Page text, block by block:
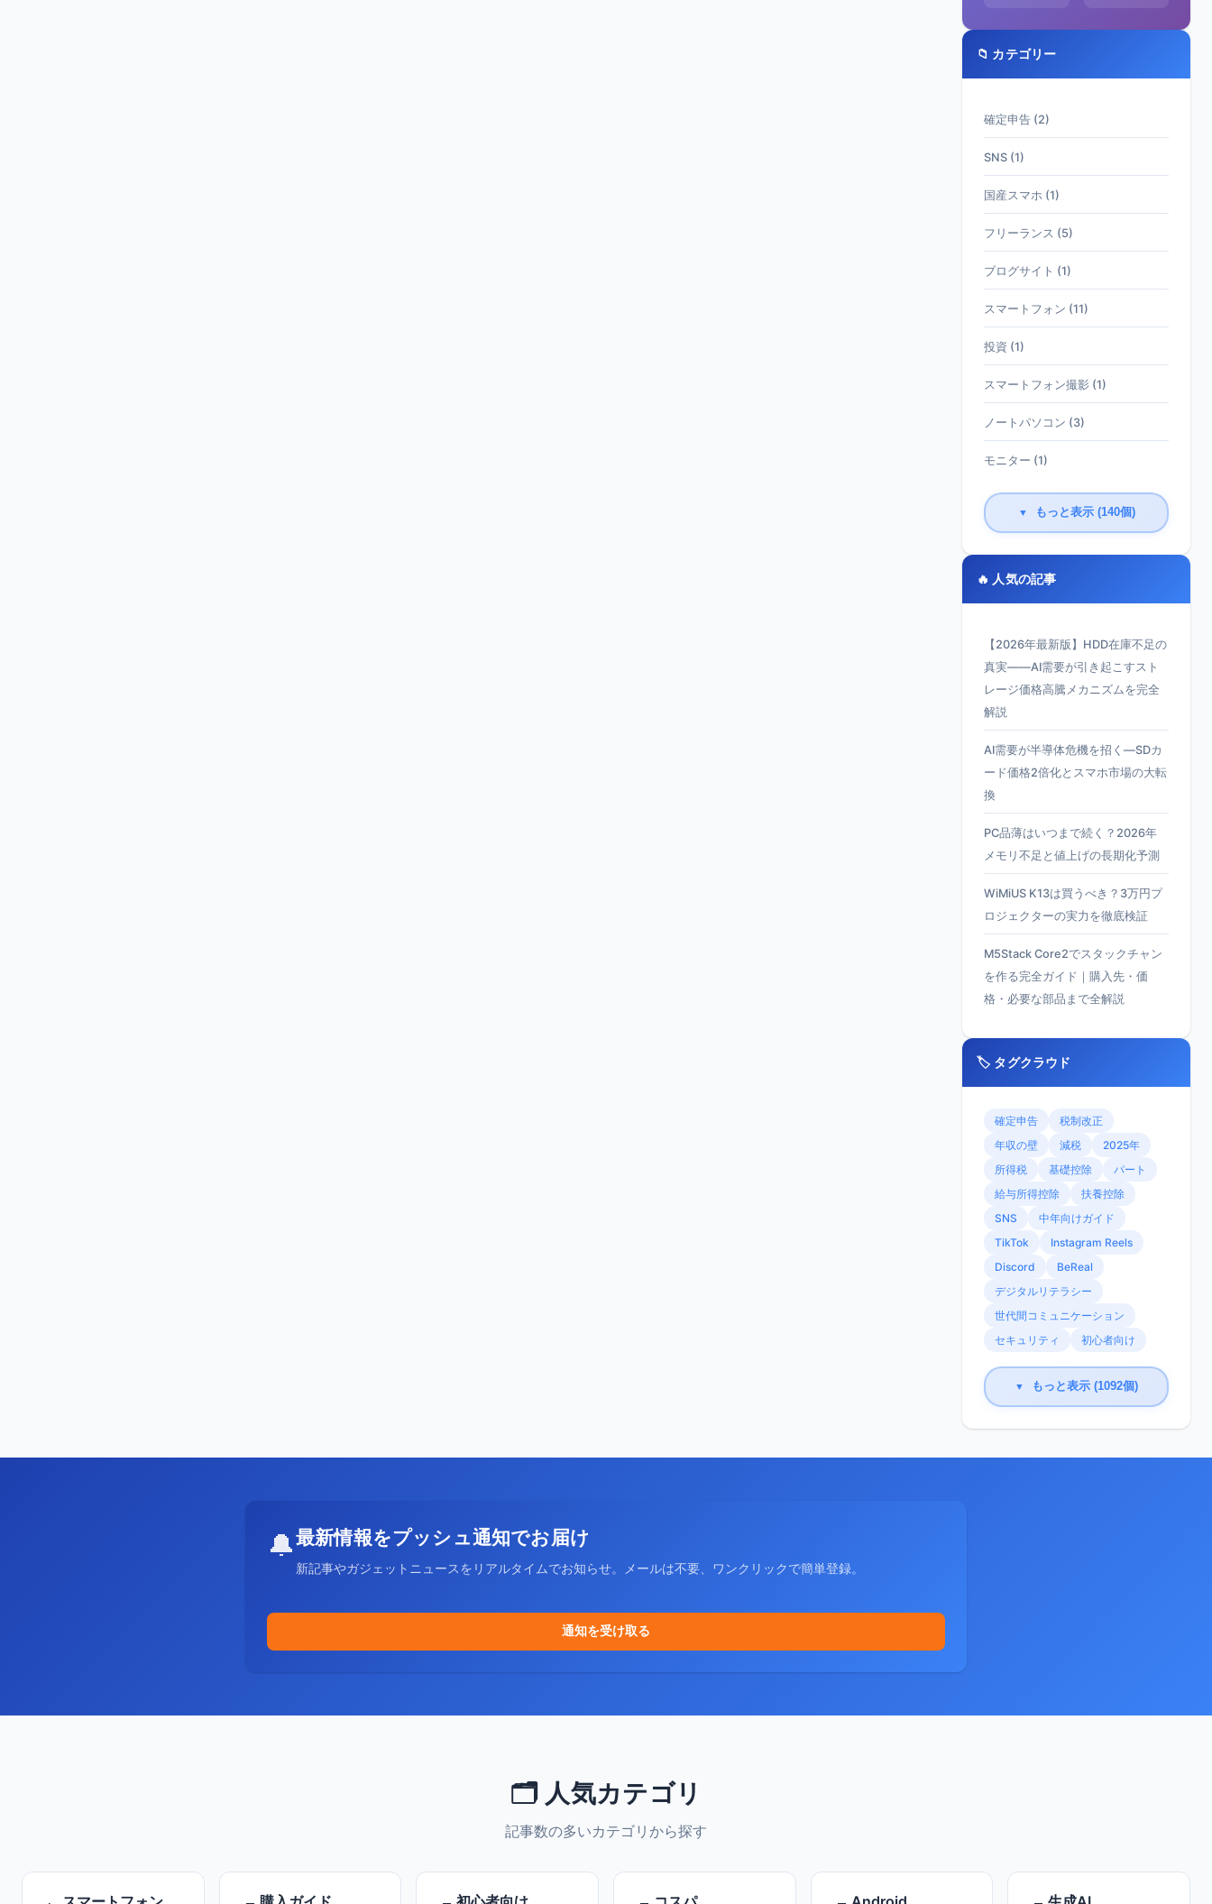
📁 カテゴリー
確定申告 (2)
SNS (1)
国産スマホ (1)
フリーランス (5)
ブログサイト (1)
スマートフォン (11)
投資 (1)
スマートフォン撮影 (1)
ノートパソコン (3)
モニター (1)
▼ もっと表示 (140個)
🔥 人気の記事
【2026年最新版】HDD在庫不足の
真実——AI需要が引き起こすスト
レージ価格高騰メカニズムを完全
解説
AI需要が半導体危機を招く—SDカ
ード価格2倍化とスマホ市場の大転
換
PC品薄はいつまで続く？2026年
メモリ不足と値上げの長期化予測
WiMiUS K13は買うべき？3万円プ
ロジェクターの実力を徹底検証
M5Stack Core2でスタックチャン
を作る完全ガイド｜購入先・価
格・必要な部品まで全解説
🏷️ タグクラウド
確定申告
税制改正
年収の壁
減税
2025年
所得税
基礎控除
パート
給与所得控除
扶養控除
SNS
中年向けガイド
TikTok
Instagram Reels
Discord
BeReal
デジタルリテラシー
世代間コミュニケーション
セキュリティ
初心者向け
▼ もっと表示 (1092個)
🔔最新情報をプッシュ通知でお届け
新記事やガジェットニュースをリアルタイムでお知らせ。メールは不要、ワンクリックで簡単登録。
通知を受け取る
🗂️ 人気カテゴリ
記事数の多いカテゴリから探す